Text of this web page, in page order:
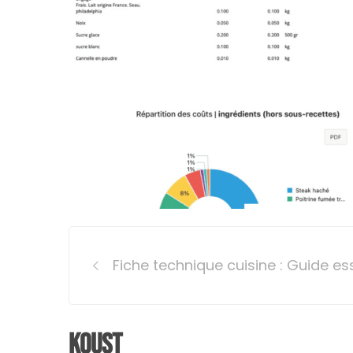
navigation
Fiche technique cuisine : Guide
Koust